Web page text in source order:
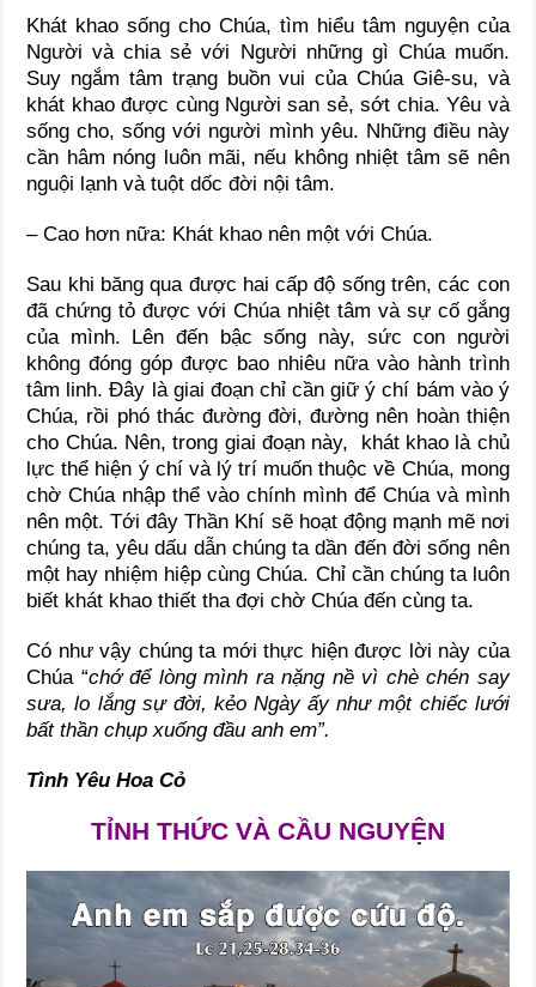
Khát khao sống cho Chúa, tìm hiểu tâm nguyện của
Người và chia sẻ với Người những gì Chúa muốn.
Suy ngắm tâm trạng buồn vui của Chúa Giê-su, và
khát khao được cùng Người san sẻ, sớt chia. Yêu và
sống cho, sống với người mình yêu. Những điều này
cần hâm nóng luôn mãi, nếu không nhiệt tâm sẽ nên
nguội lạnh và tuột dốc đời nội tâm.
– Cao hơn nữa: Khát khao nên một với Chúa.
Sau khi băng qua được hai cấp độ sống trên, các con
đã chứng tỏ được với Chúa nhiệt tâm và sự cố gắng
của mình. Lên đến bậc sống này, sức con người
không đóng góp được bao nhiêu nữa vào hành trình
tâm linh. Đây là giai đoạn chỉ cần giữ ý chí bám vào ý
Chúa, rồi phó thác đường đời, đường nên hoàn thiện
cho Chúa. Nên, trong giai đoạn này, khát khao là chủ
lực thể hiện ý chí và lý trí muốn thuộc về Chúa, mong
chờ Chúa nhập thể vào chính mình để Chúa và mình
nên một. Tới đây Thần Khí sẽ hoạt động mạnh mẽ nơi
chúng ta, yêu dấu dẫn chúng ta dần đến đời sống nên
một hay nhiệm hiệp cùng Chúa. Chỉ cần chúng ta luôn
biết khát khao thiết tha đợi chờ Chúa đến cùng ta.
Có như vậy chúng ta mới thực hiện được lời này của
Chúa “chớ để lòng mình ra nặng nề vì chè chén say
sưa, lo lắng sự đời, kẻo Ngày ấy như một chiếc lưới
bất thần chụp xuống đầu anh em”.
Tình Yêu Hoa Cỏ
TỈNH THỨC VÀ CẦU NGUYỆN